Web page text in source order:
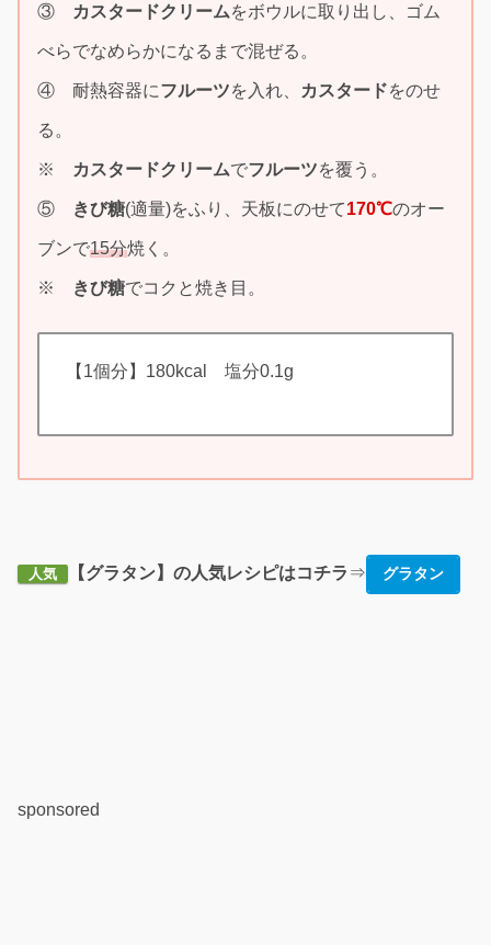
③ カスタードクリームをボウルに取り出し、ゴム
べらでなめらかになるまで混ぜる。
④ 耐熱容器にフルーツを入れ、 カスタードをのせ
る。
※ カスタードクリームでフルーツを覆う。
⑤ きび糖(適量)をふり、天板にのせて170℃のオー
ブンで15分焼く。
※ きび糖でコクと焼き目。
【1個分】180kcal 塩分0.1g
人気 【グラタン】の人気レシピはコチラ ⇒ グラタン
sponsored